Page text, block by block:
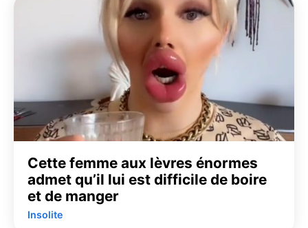
Cette femme aux lèvres énormes
admet qu’il lui est difficile de boire
et de manger
Insolite